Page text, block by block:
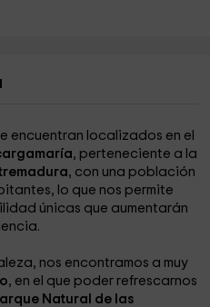
encuentran localizados en el
, perteneciente a la
, con una población
lo que nos permite
únicas que aumentarán
nos encontramos a muy
, en el que poder refrescarnos
Natural de las